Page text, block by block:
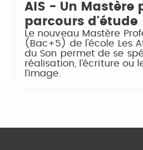
AIS - Un Mastère
parcours d'étude
Le nouveau Mastère
(Bac+5) de l'école Les
du Son permet de se
réalisation, l’écriture ou
l’image.